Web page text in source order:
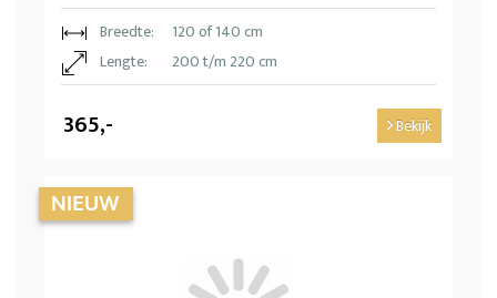
Breedte:
120 of 140 cm
Lengte:
200 t/m 220 cm
365,- Bekijk